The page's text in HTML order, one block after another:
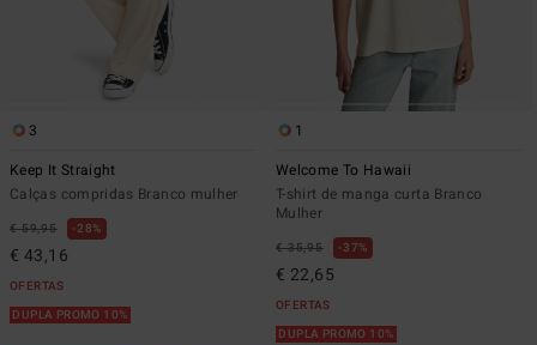
3
Keep It Straight
Calças compridas Branco mulher
€ 59,95 28%
€ 43,16
OFERTAS
DUPLA PROMO 10%
1
Welcome To Hawaii
T-shirt de manga curta Branco
Mulher
€ 35,95 37%
€ 22,65
OFERTAS
DUPLA PROMO 10%